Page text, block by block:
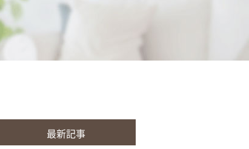
最新記事